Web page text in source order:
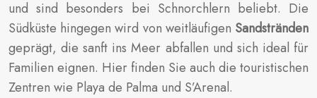
und sind besonders bei Schnorchlern beliebt. Die
Südküste hingegen wird von weitläufigen Sandstränden
geprägt, die sanft ins Meer abfallen und sich ideal für
Familien eignen. Hier finden Sie auch die touristischen
Zentren wie Playa de Palma und S’Arenal.